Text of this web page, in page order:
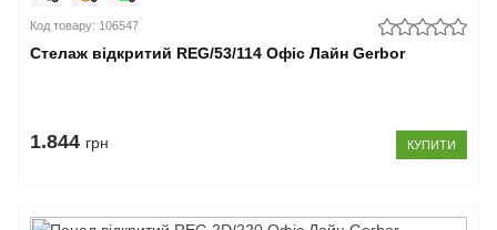
Код товару: 106547
Стелаж відкритий REG/53/114 Офіс Лайн Gerbor
1.844 грн КУПИТИ